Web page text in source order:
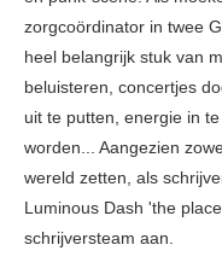
zorgcoördinator in twee
heel belangrijk stuk van
beluisteren, concertjes
uit te putten, energie in
worden... Aangezien
wereld zetten, als
Luminous Dash 'the
schrijversteam aan.